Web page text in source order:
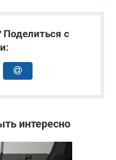
Поделиться с
интересно